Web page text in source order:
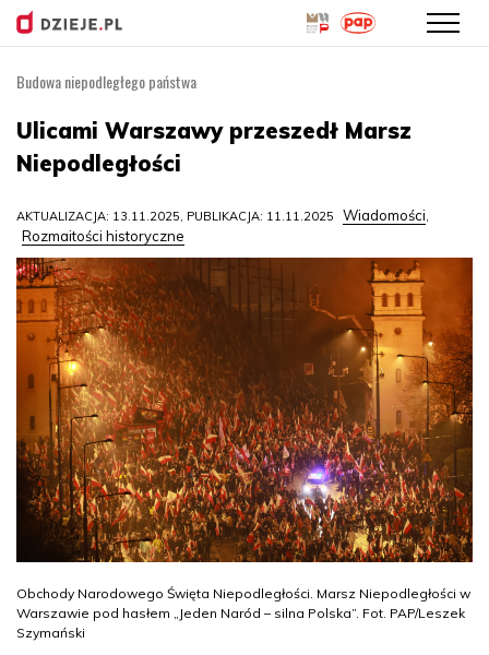
treści
Budowa niepodległego państwa
Ulicami Warszawy przeszedł Marsz
Niepodległości
AKTUALIZACJA: 13.11.2025, PUBLIKACJA: 11.11.2025 Wiadomości,
Rozmaitości historyczne
Obchody Narodowego Święta Niepodległości. Marsz Niepodległości w
Warszawie pod hasłem „Jeden Naród – silna Polska”. Fot. PAP/Leszek
Szymański